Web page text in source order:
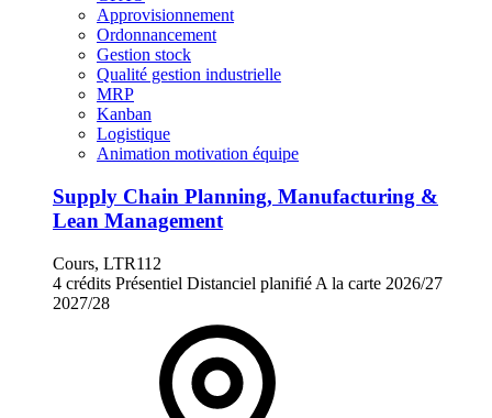
Approvisionnement
Ordonnancement
Gestion stock
Qualité gestion industrielle
MRP
Kanban
Logistique
Animation motivation équipe
Supply Chain Planning, Manufacturing &
Lean Management
Cours, LTR112
4 crédits Présentiel Distanciel planifié A la carte 2026/27
2027/28